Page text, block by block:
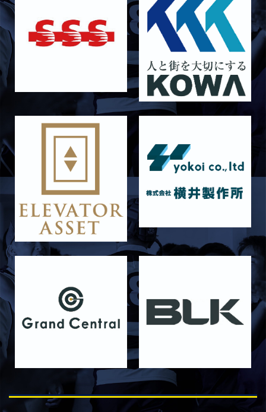
試合情報
5月10日 龍谷大学AB メンバー表
2026/05/03
5月9日 立命ラグビー祭 メンバー表
試合情報
5月4日 定期戦 中央大学 メンバー表
2026/05/02
試合情報
5月3日 筑波大学 メンバー表
2026/04/25
4月26日 亀岡ラグビー祭 同志社大学
2026/04/11
4月12日 天理大学AB メンバー表
2025/12/12
試合情報
12月13日 大阪体育大学 メンバー表
2025/11/29
試合情報
11月30日 同志社大学 メンバー表
2025/11/28
試合情報
11月29日 同志社大学Jr.Col戦 メンバー表
2025/11/25
試合情報
同志社大学 Jr・Col戦 試合時間変更のお知らせ
試合情報
11月23日 摂南大学 メンバー表
11月22日 摂南大学Jr.Col戦 メンバー表